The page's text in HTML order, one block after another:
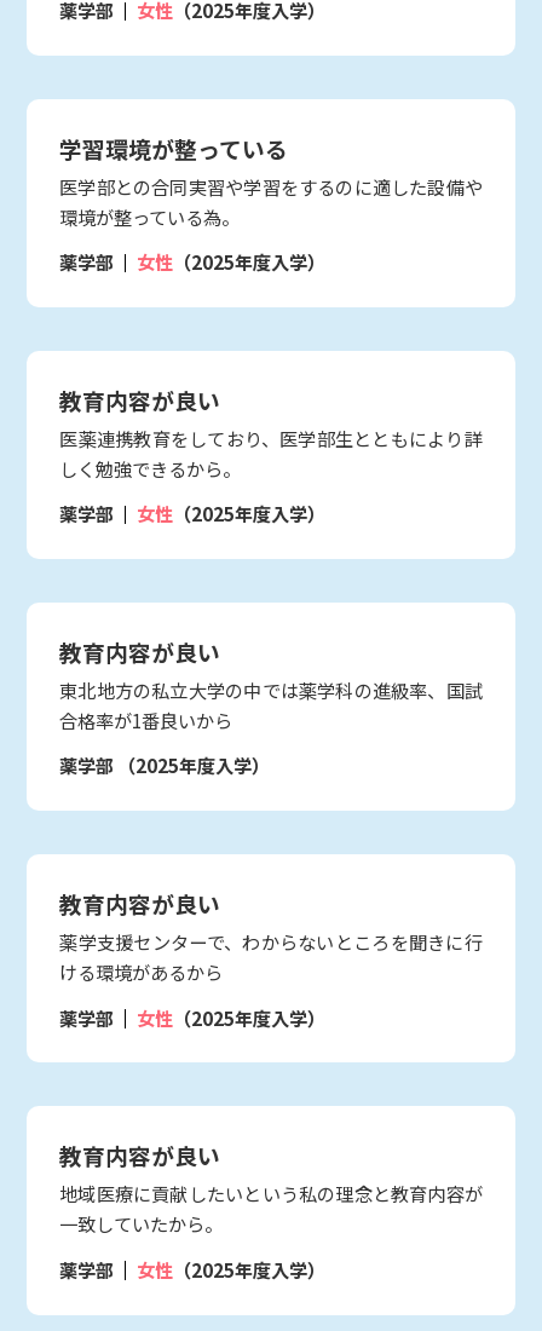
薬学部
女性 （2025年度入学）
学習環境が整っている
医学部との合同実習や学習をするのに適した設備や
環境が整っている為。
薬学部
女性 （2025年度入学）
教育内容が良い
医薬連携教育をしており、医学部生とともにより詳
しく勉強できるから。
薬学部
女性 （2025年度入学）
教育内容が良い
東北地方の私立大学の中では薬学科の進級率、国試
合格率が1番良いから
薬学部
（2025年度入学）
教育内容が良い
薬学支援センターで、わからないところを聞きに行
ける環境があるから
薬学部
女性 （2025年度入学）
教育内容が良い
地域医療に貢献したいという私の理念と教育内容が
一致していたから。
薬学部
女性 （2025年度入学）